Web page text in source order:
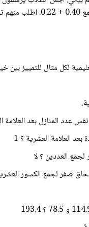
لكل مثال للتمييز بين
عدد المنازل بعد العلامة
العلامة العشرية ؟ 1
العددين ؟ لا
لجمع الكسور العشرية. ثم قدم